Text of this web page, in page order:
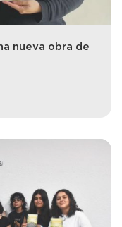
nueva obra de